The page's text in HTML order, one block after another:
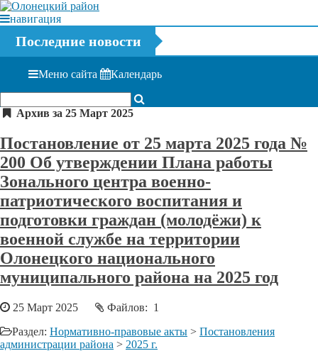
навигация
Последние новости
Меню сайта Календарь
Архив за 25 Март 2025
Постановление от 25 марта 2025 года №
200 Об утверждении Плана работы
Зонального центра военно-
патриотического воспитания и
подготовки граждан (молодёжи) к
военной службе на территории
Олонецкого национального
муниципального района на 2025 год
25 Март 2025
Файлов: 1
Раздел: Нормативно-правовые акты > Постановления
администрации района > 2025 г.